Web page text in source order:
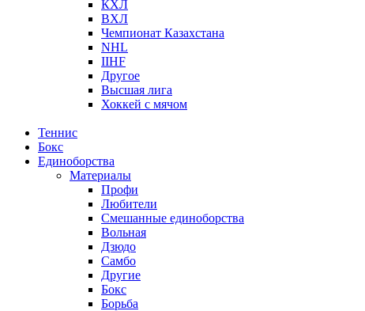
КХЛ
ВХЛ
Чемпионат Казахстана
NHL
IIHF
Другое
Высшая лига
Хоккей с мячом
Теннис
Бокс
Единоборства
Материалы
Профи
Любители
Смешанные единоборства
Вольная
Дзюдо
Самбо
Другие
Бокс
Борьба